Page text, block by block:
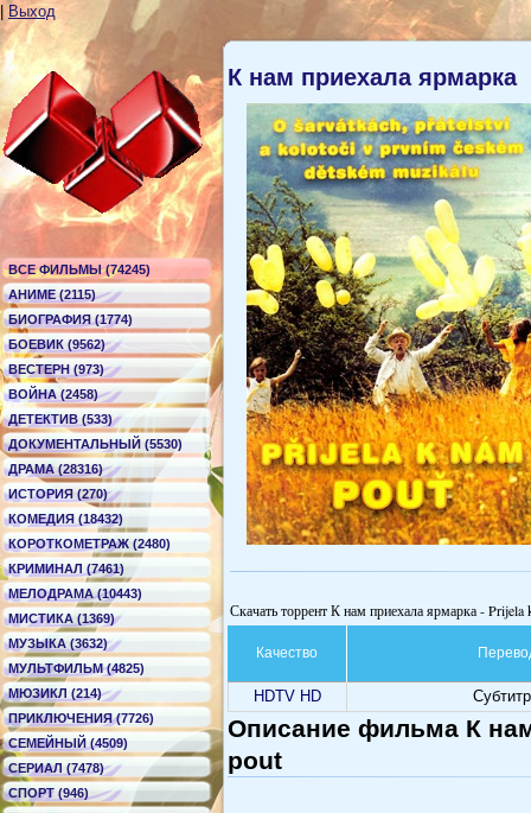
Выход
ВСЕ ФИЛЬМЫ (74245)
АНИМЕ (2115)
БИОГРАФИЯ (1774)
БОЕВИК (9562)
ВЕСТЕРН (973)
ВОЙНА (2458)
ДЕТЕКТИВ (533)
ДОКУМЕНТАЛЬНЫЙ (5530)
ДРАМА (28316)
ИСТОРИЯ (270)
КОМЕДИЯ (18432)
КОРОТКОМЕТРАЖ (2480)
КРИМИНАЛ (7461)
МЕЛОДРАМА (10443)
МИСТИКА (1369)
МУЗЫКА (3632)
МУЛЬТФИЛЬМ (4825)
МЮЗИКЛ (214)
ПРИКЛЮЧЕНИЯ (7726)
СЕМЕЙНЫЙ (4509)
СЕРИАЛ (7478)
СПОРТ (946)
К нам приехала ярмарка
Скачать торрент К нам приехала ярмарка -
Качество
HDTV HD
Описание фильма К
pout